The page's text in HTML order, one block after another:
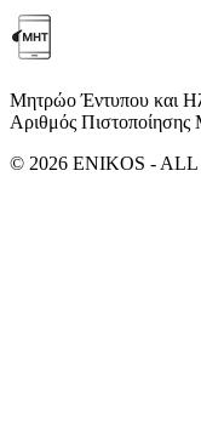
Μητρώο Έντυπου και
Αριθμός
© 2026 ENIKOS -